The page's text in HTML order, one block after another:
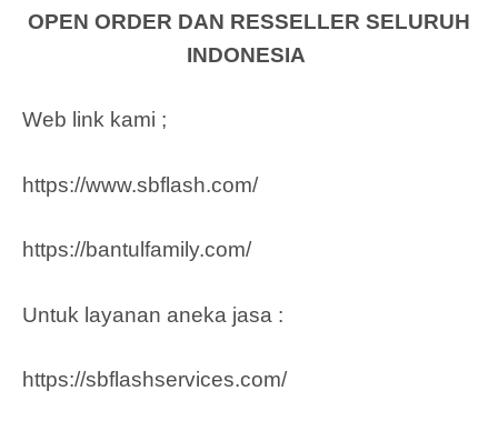
OPEN ORDER DAN RESSELLER SELURUH
INDONESIA
Web link kami ;
https://www.sbflash.com/
https://bantulfamily.com/
Untuk layanan aneka jasa :
https://sbflashservices.com/